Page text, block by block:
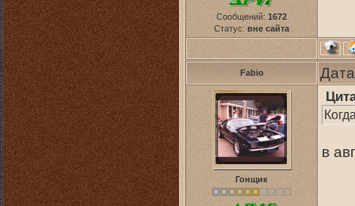
Сообщений: 1672
Статус: вне сайта
Fabio
Гонщик
в